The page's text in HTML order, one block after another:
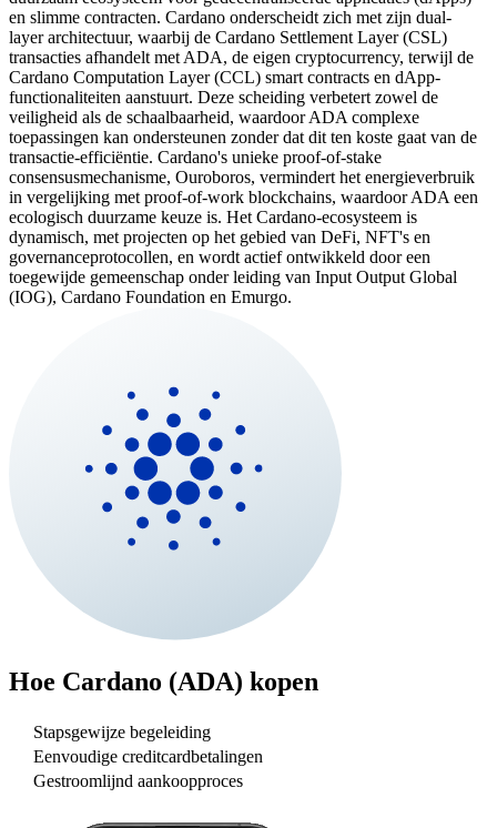
en slimme contracten. Cardano onderscheidt zich met zijn dual-
layer architectuur, waarbij de Cardano Settlement Layer (CSL)
transacties afhandelt met ADA, de eigen cryptocurrency, terwijl de
Cardano Computation Layer (CCL) smart contracts en dApp-
functionaliteiten aanstuurt. Deze scheiding verbetert zowel de
veiligheid als de schaalbaarheid, waardoor ADA complexe
toepassingen kan ondersteunen zonder dat dit ten koste gaat van de
transactie-efficiëntie. Cardano's unieke proof-of-stake
consensusmechanisme, Ouroboros, vermindert het energieverbruik
in vergelijking met proof-of-work blockchains, waardoor ADA een
ecologisch duurzame keuze is. Het Cardano-ecosysteem is
dynamisch, met projecten op het gebied van DeFi, NFT's en
governanceprotocollen, en wordt actief ontwikkeld door een
toegewijde gemeenschap onder leiding van Input Output Global
(IOG), Cardano Foundation en Emurgo.
Hoe Cardano (ADA) kopen
Stapsgewijze begeleiding
Eenvoudige creditcardbetalingen
Gestroomlijnd aankoopproces